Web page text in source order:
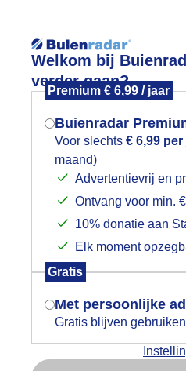
Welkom bij
verder gaan?
Premium € 6,99 / jaar
Buienradar
Voor slechts € 6,99 per
maand)
Advertentievrij en
Ontvang voor min.
10% donatie aan
Elk moment
Gratis
Met persoonlijke
Gratis blijven gebruiken
Foto en video
Mogen we je
het
Indien je hier nog
gegeven, verschijnt
je browser waarin
gevraagd
Is goed,